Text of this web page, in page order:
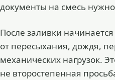
документы на смесь
После заливки
от пересыхания, дождя,
механических нагрузок.
не второстепенная